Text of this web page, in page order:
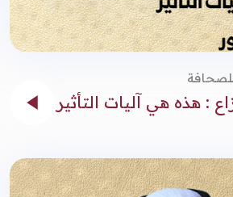
: هذه هي آليات التأثير